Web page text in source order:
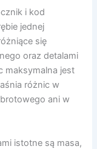
i kod
jednej
się
oraz detalami
maksymalna jest
różnic w
ani w
istotne są masa,